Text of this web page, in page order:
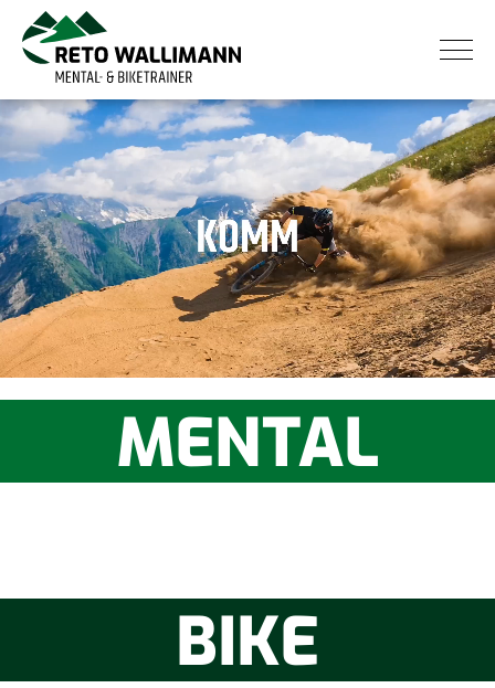
MENTAL
BIKE